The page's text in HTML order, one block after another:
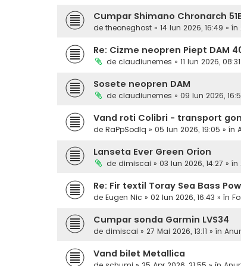
Cumpar Shimano Chronarch 51E
de theoneghost » 14 Iun 2026, 16:49 » în
Re: Cizme neopren Piept DAM
de claudiunemes » 11 Iun 2026,
Sosete neopren DAM
de claudiunemes » 09 Iun 2026,
Vand roti Colibri - transport
de RaPpSodIq » 05 Iun 2026, 19:05 » în
Lanseta Ever Green Orion
de dimiscai » 03 Iun 2026, 14:27 » în
Re: Fir textil Toray Sea Bass
de Eugen Nic » 02 Iun 2026, 16:43 » în
Cumpar sonda Garmin LVS34
de dimiscai » 27 Mai 2026, 13:11 » în
Vand bilet Metallica